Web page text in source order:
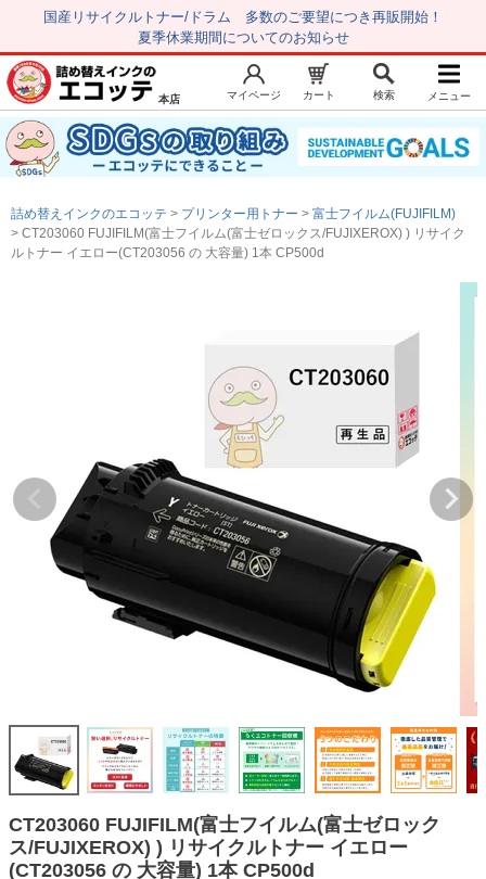
国産リサイクルトナー/ドラム 多数のご要望につき再販開始！
夏季休業期間についてのお知らせ
新規会員登録 マイページ
トップページ お気に入り
注文履歴 レビュー履歴
ブラザーインク
詰め替えインク
互換インクボトル
互換インクカートリッジ
再生インクカートリッジ
お店の紹介
ご利用ガイド
お問い合わせ
本店 マイページ カート 検索 メニュー
詰め替えインクのエコッテ プリンター用トナー
富士フイルム(FUJIFILM)
CT203060 FUJIFILM(富士フイルム(富士ゼロックス/FUJIXEROX) ) リサイク
ルトナー イエロー(CT203056 の 大容量) 1本 CP500d
CT203060 FUJIFILM(富士フイルム(富士ゼロック
ス/FUJIXEROX) ) リサイクルトナー イエロー
(CT203056 の 大容量) 1本 CP500d